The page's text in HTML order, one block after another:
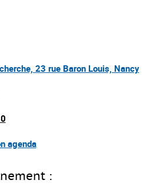
23 rue Baron Louis, Nancy
agenda
: